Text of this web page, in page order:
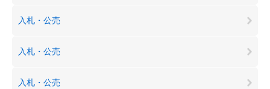
入札・公売
入札・公売
入札・公売